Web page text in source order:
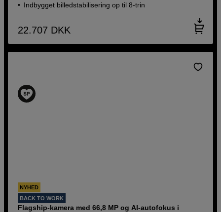
Indbygget billedstabilisering op til 8-trin
22.707 DKK
NYHED
BACK TO WORK
Flagship-kamera med 66,8 MP og AI-autofokus i